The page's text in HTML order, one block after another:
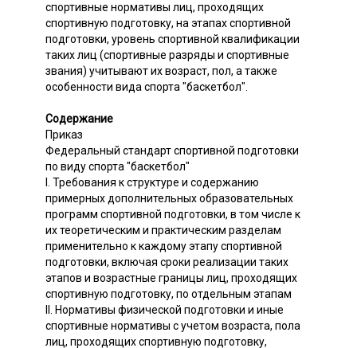
спортивные нормативы лиц, проходящих
спортивную подготовку, на этапах спортивной
подготовки, уровень спортивной квалификации
таких лиц (спортивные разряды и спортивные
звания) учитывают их возраст, пол, а также
особенности вида спорта "баскетбол".
Содержание
Приказ
Федеральный стандарт спортивной подготовки
по виду спорта "баскетбол"
I. Требования к структуре и содержанию
примерных дополнительных образовательных
программ спортивной подготовки, в том числе к
их теоретическим и практическим разделам
применительно к каждому этапу спортивной
подготовки, включая сроки реализации таких
этапов и возрастные границы лиц, проходящих
спортивную подготовку, по отдельным этапам
II. Нормативы физической подготовки и иные
спортивные нормативы с учетом возраста, пола
лиц, проходящих спортивную подготовку,